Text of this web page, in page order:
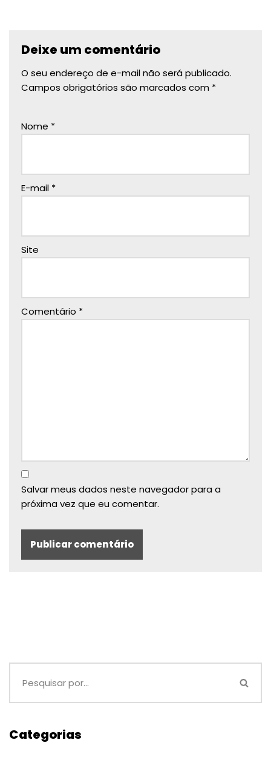
Deixe um comentário
O seu endereço de e-mail não será publicado.
Campos obrigatórios são marcados com *
Nome *
E-mail *
Site
Comentário *
Salvar meus dados neste navegador para a
próxima vez que eu comentar.
Categorias